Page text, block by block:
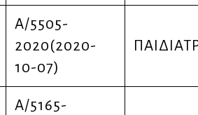
Α/5505-
2020(2020-
10-07)
Α/5165-